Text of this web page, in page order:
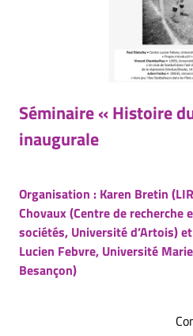
Séminaire« Histoire
inaugurale
Organisation : Karen Bretin
Chovaux (Centre de recherche
sociétés, Université d’Artois)
Lucien Febvre, Université
Besançon)